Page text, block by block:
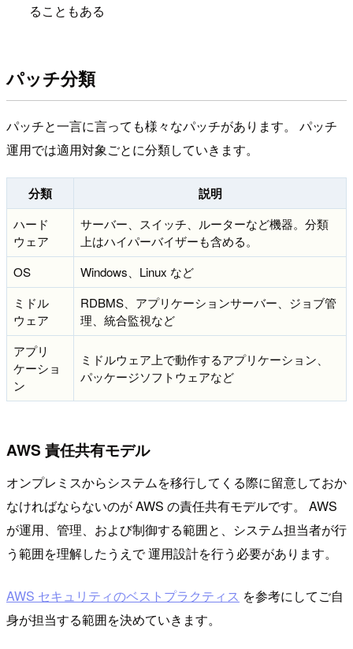
ることもある
パッチ分類
パッチと一言に言っても様々なパッチがあります。 パッチ
運用では適用対象ごとに分類していきます。
分類 説明
ハード
ウェア
サーバー、スイッチ、ルーターなど機器。分類
上はハイパーバイザーも含める。
OS
Windows、Linux など
ミドル
ウェア
RDBMS、アプリケーションサーバー、ジョブ管
理、統合監視など
アプリ
ケーショ
ン
ミドルウェア上で動作するアプリケーション、
パッケージソフトウェアなど
AWS 責任共有モデル
オンプレミスからシステムを移行してくる際に留意しておか
なければならないのが AWS の責任共有モデルです。 AWS
が運用、管理、および制御する範囲と、システム担当者が行
う範囲を理解したうえで 運用設計を行う必要があります。
AWS セキュリティのベストプラクティス を参考にしてご自
身が担当する範囲を決めていきます。